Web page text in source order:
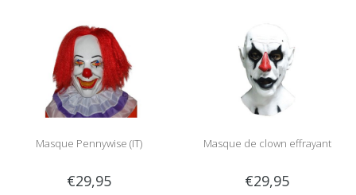
Masque Pennywise (IT)
€29,95
Masque de clown effrayant
€29,95